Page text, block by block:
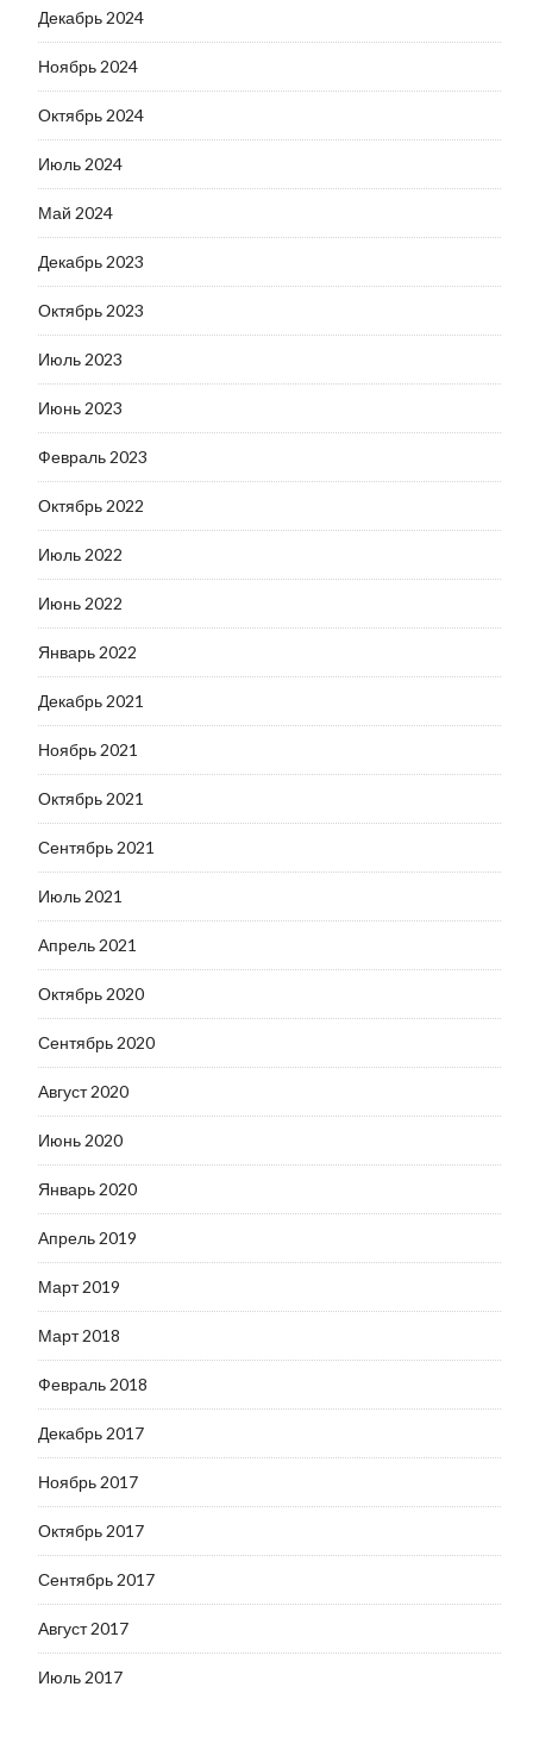
Декабрь 2024
Ноябрь 2024
Октябрь 2024
Июль 2024
Май 2024
Декабрь 2023
Октябрь 2023
Июль 2023
Июнь 2023
Февраль 2023
Октябрь 2022
Июль 2022
Июнь 2022
Январь 2022
Декабрь 2021
Ноябрь 2021
Октябрь 2021
Сентябрь 2021
Июль 2021
Апрель 2021
Октябрь 2020
Сентябрь 2020
Август 2020
Июнь 2020
Январь 2020
Апрель 2019
Март 2019
Март 2018
Февраль 2018
Декабрь 2017
Ноябрь 2017
Октябрь 2017
Сентябрь 2017
Август 2017
Июль 2017